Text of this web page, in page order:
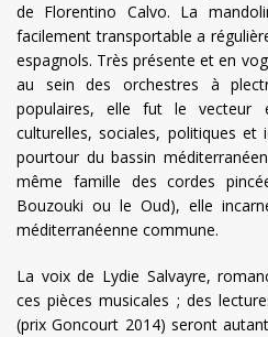
de Florentino Calvo. La
facilement transportable a
espagnols. Très présente et en
au sein des orchestres à
populaires, elle fut le vecteur
culturelles, sociales, politiques et
pourtour du bassin
même famille des cordes
Bouzouki ou le Oud), elle
méditerranéenne commune.
La voix de Lydie Salvayre,
ces pièces musicales ; des
(prix Goncourt 2014) seront